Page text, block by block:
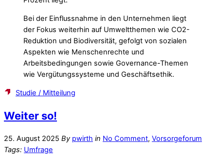
Bei der Einflussnahme in den Unternehmen liegt
der Fokus weiterhin auf Umweltthemen wie CO2-
Reduktion und Biodiversität, gefolgt von sozialen
Aspekten wie Menschenrechte und
Arbeitsbedingungen sowie Governance-Themen
wie Vergütungssysteme und Geschäftsethik.
Studie / Mitteilung
Weiter so!
25. August 2025 By pwirth in No Comment, Vorsorgeforum
Tags: Umfrage